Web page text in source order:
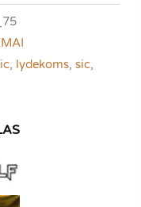
lydekoms ,sic